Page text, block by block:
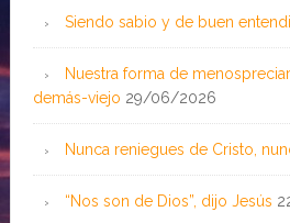
Siendo sabio y de buen
Nuestra forma de
demás-viejo 29/06/2026
Nunca reniegues de Cristo,
“Nos son de Dios”, dijo Jesús